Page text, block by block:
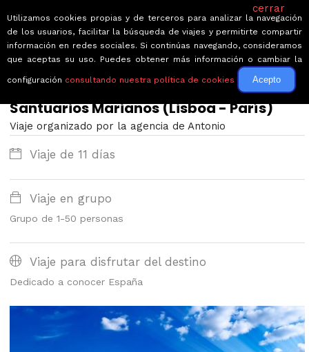
← Volver a Circuitos por España
Santuarios Marianos (Lisboa - París)
Viaje organizado por la agencia de Antonio
Viaje de 11 días
Viaje en grupo
Grupo de 1-50 personas
Viaje para disfrutar del destino
Dedicado a conocer España
cerrar
Utilizamos cookies propias y de terceros para analizar la navegación
de los usuarios, facilitar la búsqueda de viajes y permitirte compartir
información en redes sociales. Si continúas navegando, consideramos
que aceptas su uso. Puedes obtener más información o cambiar la
configuración consultando nuestra política de cookies Acepto